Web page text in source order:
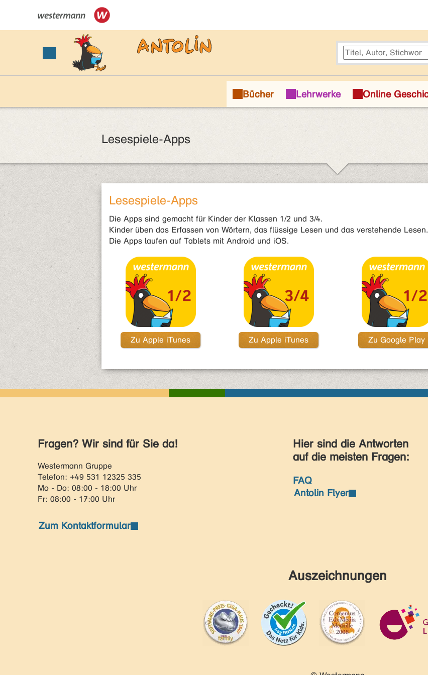
Lesespiele-Apps
Lesespiele-Apps
Die Apps sind gemacht für Kinder der Klassen 1/2 und 3/4.
Kinder üben das Erfassen von Wörtern, das flüssige Lesen und das verstehende Lesen.
Die Apps laufen auf Tablets mit Android und iOS.
Zu Apple iTunes Zu Apple iTunes Zu Google Play